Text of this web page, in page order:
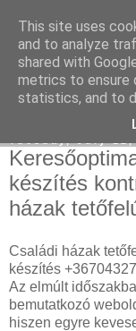
készítés
házak
Családi házak
készítés
Az elmúlt
bemutatkozó
hiszen egyre
This site uses
and to analyze
shared with
metrics to ensure
statistics, and to